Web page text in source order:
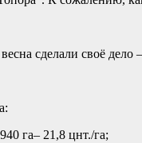
сделали своё
га– 21,8 цнт./га;